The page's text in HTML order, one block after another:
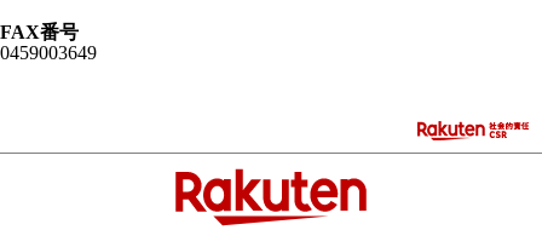
FAX番号
0459003649